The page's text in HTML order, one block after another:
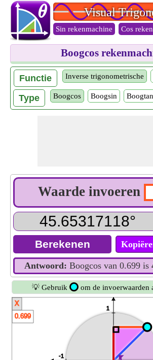
Visual
Sin rekenmachine Cos
Boogcos
Functie Inverse trigonometrische
Type Boogcos Boogsin Boogtan
Waarde invoeren
Antwoord: Boogcos van 0.699 is
💡 Gebruik om de invoerwaarden